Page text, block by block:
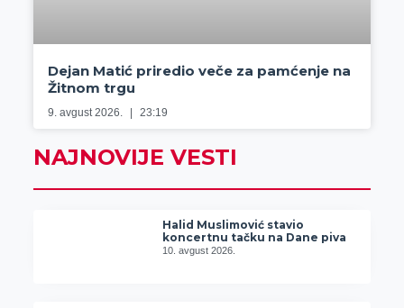
Dejan Matić priredio veče za pamćenje na
Žitnom trgu
9. avgust 2026. 23:19
NAJNOVIJE VESTI
Halid Muslimović stavio
koncertnu tačku na Dane piva
10. avgust 2026.